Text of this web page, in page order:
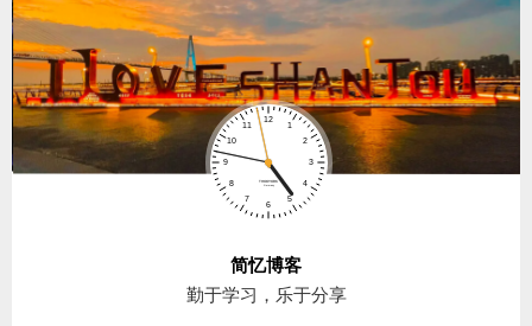
简忆博客
勤于学习，乐于分享